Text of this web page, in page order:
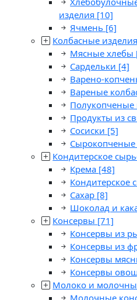
изделия [10]
Ячмень [6]
Колбасные изделия
Мясные хлебы
Сардельки [4]
Варено-
Вареные
Полукопченые
Продукты из
Сосиски [5]
Сырокопченые
Кондитерское
Крема [48]
Кондитерское
Сахар [8]
Шоколад и
Консервы [71]
Консервы из
Консервы из
Консервы
Консервы
Молоко и